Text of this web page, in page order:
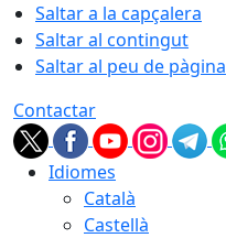
Saltar a la capçalera
Saltar al contingut
Saltar al peu de pàgina
Contactar
Idiomes
Català
Castellà